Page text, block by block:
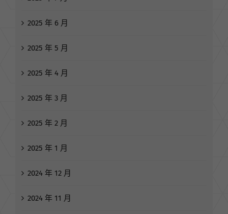
2025 年 6 月
2025 年 5 月
2025 年 4 月
2025 年 3 月
2025 年 2 月
2025 年 1 月
2024 年 12 月
2024 年 11 月